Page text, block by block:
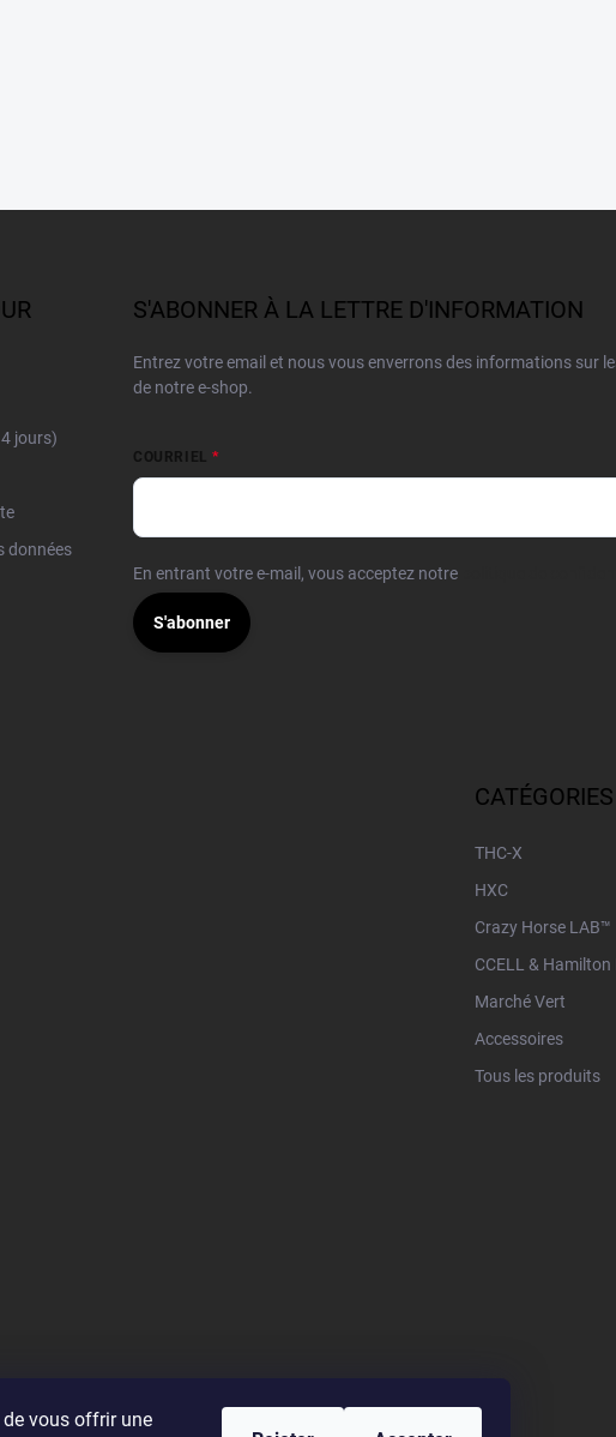
vous offrir une
jours)
données
S'ABONNER À LA LETTRE D'INFORMATION
Entrez votre email et nous vous enverrons des informations sur
de notre e-shop.
COURRIEL
En entrant votre e-mail, vous acceptez notre
S'abonner
THC-X
HXC
Crazy Horse LAB™
CCELL & Hamilton
Marché Vert
Accessoires
Tous les produits